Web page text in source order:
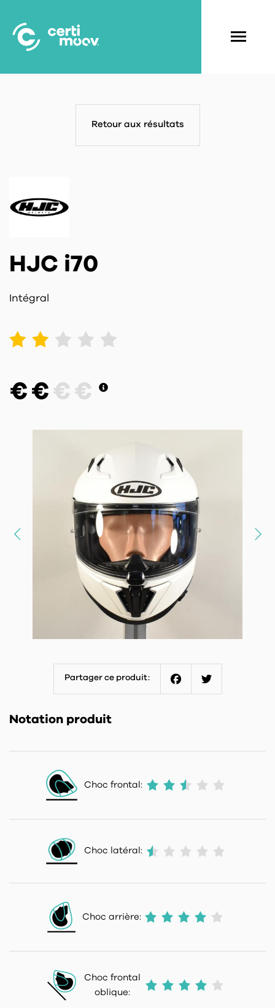
contenu
principal
Retour aux résultats
HJC i70
Intégral
2 3 4 5
€ € € €
Partager ce produit:
Notation produit
Choc frontal:
Choc latéral:
Choc arrière:
Choc frontal
oblique: